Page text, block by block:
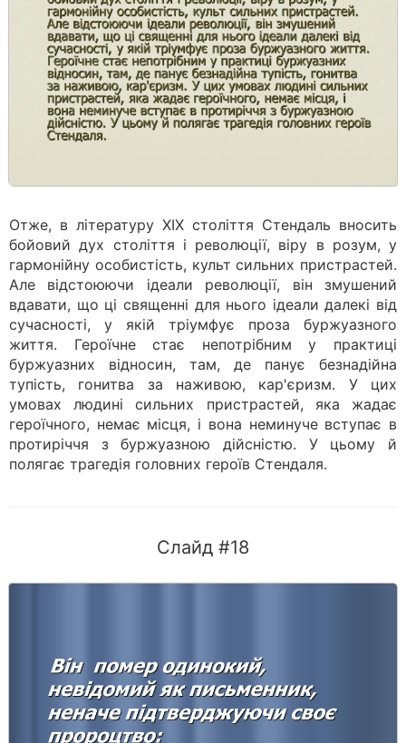
Отже, в літературу XIX століття Стендаль вносить
бойовий дух століття і революції, віру в розум, у
гармонійну особистість, культ сильних пристрастей.
Але відстоюючи ідеали революції, він змушений
вдавати, що ці священні для нього ідеали далекі від
сучасності, у якій тріумфує проза буржуазного
життя. Героїчне стає непотрібним у практиці
буржуазних відносин, там, де панує безнадійна
тупість, гонитва за наживою, кар'єризм. У цих
умовах людині сильних пристрастей, яка жадає
героїчного, немає місця, і вона неминуче вступає в
протиріччя з буржуазною дійсністю. У цьому й
полягає трагедія головних героїв Стендаля.
Слайд #18